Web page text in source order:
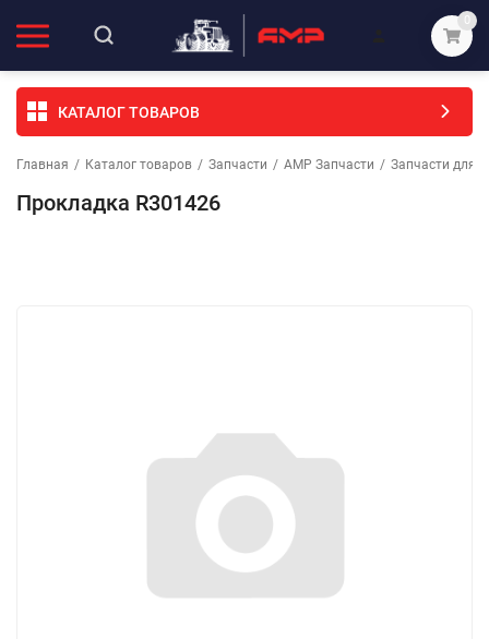
0
КАТАЛОГ ТОВАРОВ
Главная / Каталог товаров / Запчасти / АМР Запчасти / Запчасти для
Прокладка R301426